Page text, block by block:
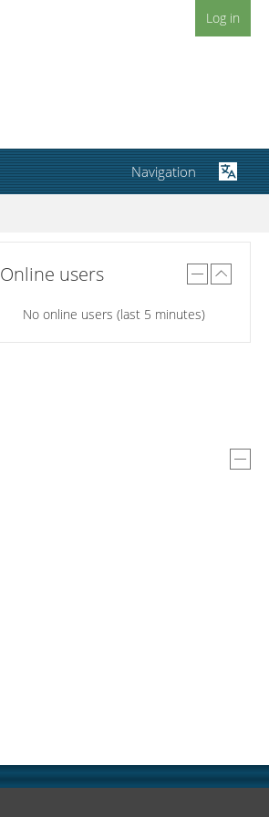
Log in
Online users
No online users (last 5 minutes)
Navigation